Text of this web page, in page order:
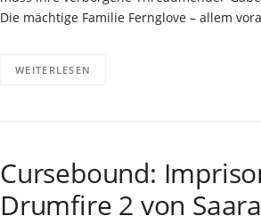
Die mächtige Familie Fernglove – allem
WEITERLESEN
Cursebound:
Drumfire 2 von